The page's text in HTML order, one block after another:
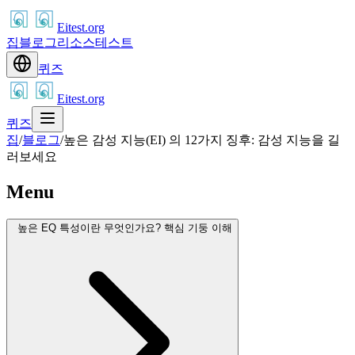
Eitest.org
집블로그리소스테스트
퀴즈
Eitest.org
퀴즈
집/블로그/높은 감성 지능(EI) 의 12가지 징후: 감성 지능을 길
러보세요
Menu
높은 EQ 특성이란 무엇인가요? 핵심 기둥 이해